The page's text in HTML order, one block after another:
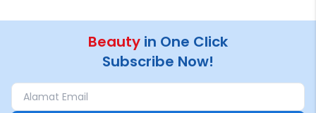
Beauty in One Click
Subscribe Now!